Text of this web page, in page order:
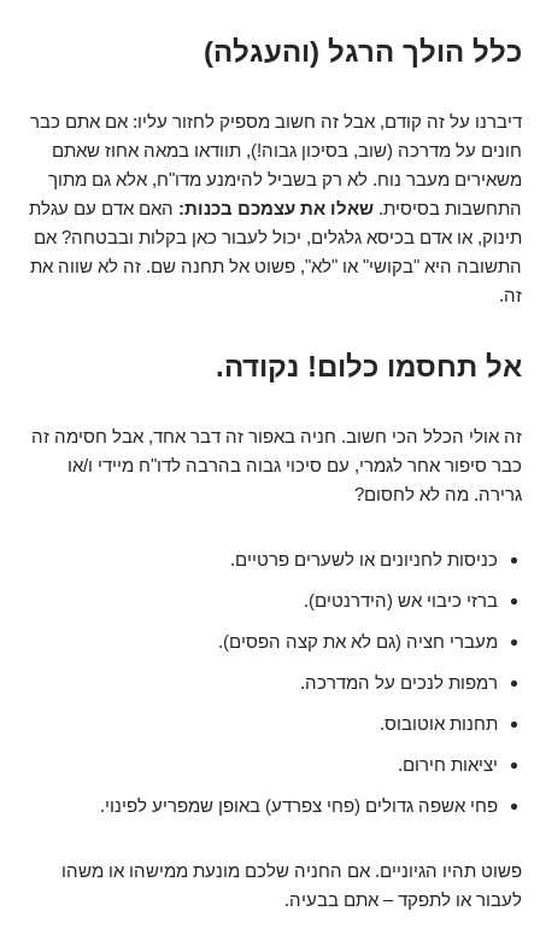
כלל הולך הרגל (והעגלה)
דיברנו על זה קודם, אבל זה חשוב מספיק לחזור עליו: אם אתם כבר
חונים על מדרכה (שוב, בסיכון גבוה!), תוודאו במאה אחוז שאתם
משאירים מעבר נוח. לא רק בשביל להימנע מדו"ח, אלא גם מתוך
התחשבות בסיסית. שאלו את עצמכם בכנות: האם אדם עם עגלת
תינוק, או אדם בכיסא גלגלים, יכול לעבור כאן בקלות ובבטחה? אם
התשובה היא "בקושי" או "לא", פשוט אל תחנה שם. זה לא שווה את
זה.
אל תחסמו כלום! נקודה.
זה אולי הכלל הכי חשוב. חניה באפור זה דבר אחד, אבל חסימה זה
כבר סיפור אחר לגמרי, עם סיכוי גבוה בהרבה לדו"ח מיידי ו/או
גרירה. מה לא לחסום?
כניסות לחניונים או לשערים פרטיים.
ברזי כיבוי אש (הידרנטים).
מעברי חציה (גם לא את קצה הפסים).
רמפות לנכים על המדרכה.
תחנות אוטובוס.
יציאות חירום.
פחי אשפה גדולים (פחי צפרדע) באופן שמפריע לפינוי.
פשוט תהיו הגיוניים. אם החניה שלכם מונעת ממישהו או משהו
לעבור או לתפקד – אתם בבעיה.